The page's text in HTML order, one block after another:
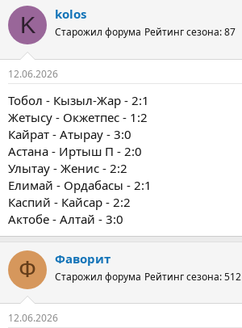
K kolos
Старожил форума Рейтинг сезона: 87
12.06.2026
Тобол - Кызыл-Жар - 2:1
Жетысу - Окжетпес - 1:2
Кайрат - Атырау - 3:0
Астана - Иртыш П - 2:0
Улытау - Женис - 2:2
Елимай - Ордабасы - 2:1
Каспий - Кайсар - 2:2
Актобе - Алтай - 3:0
Ф Фаворит
Старожил форума Рейтинг сезона: 512
12.06.2026